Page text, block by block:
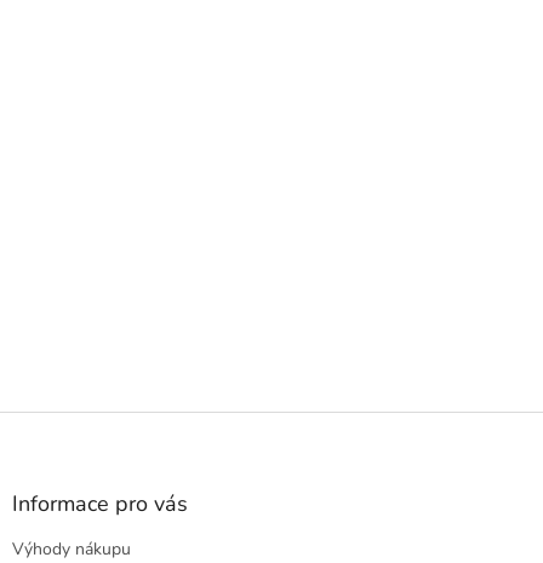
Z
Informace pro vás
Výhody nákupu